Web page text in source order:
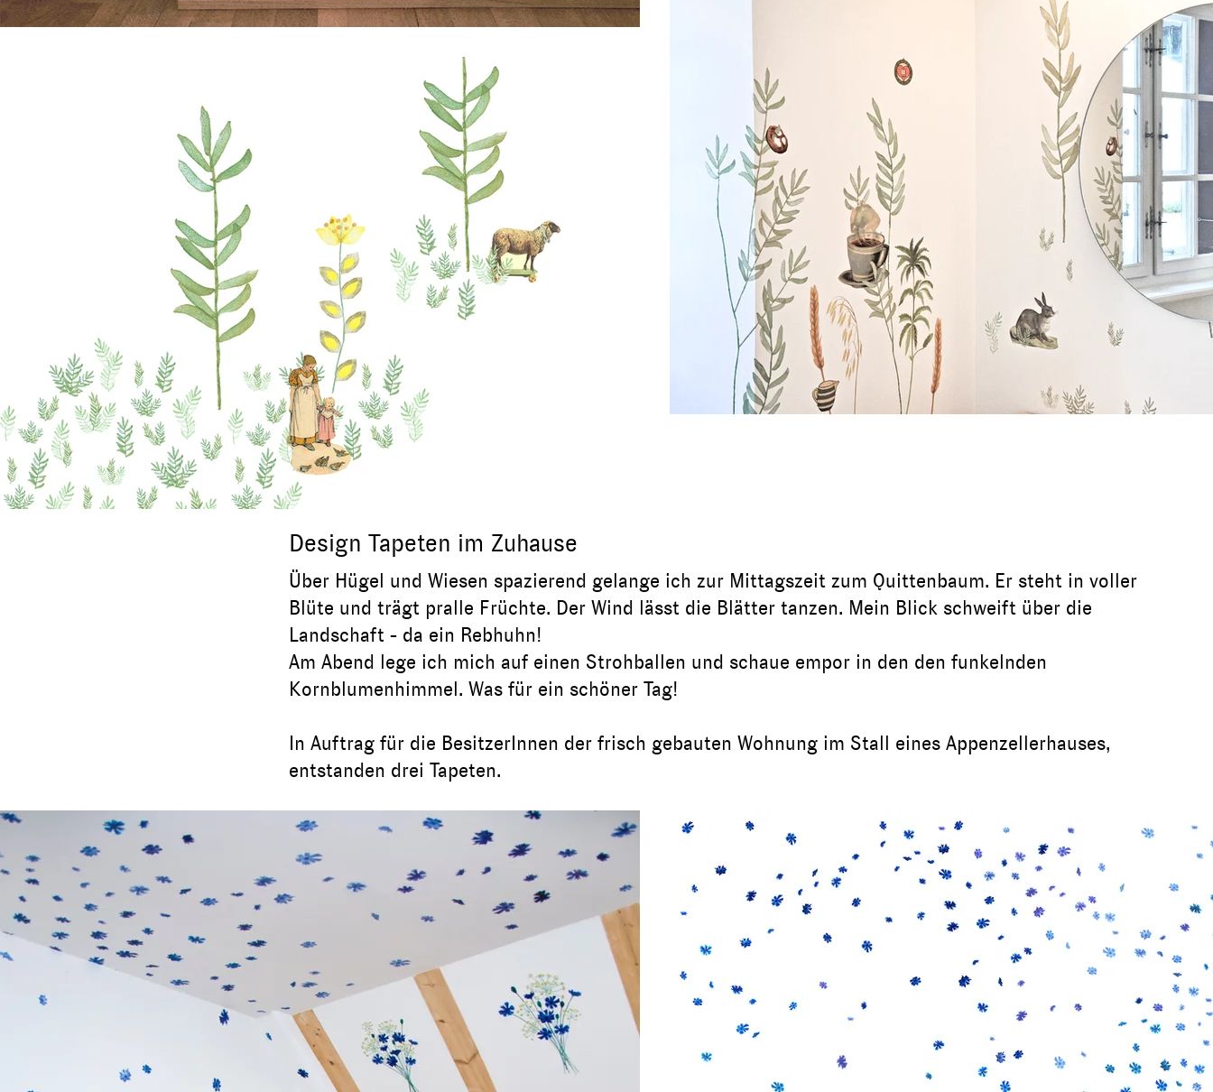
Design Tapeten im Zuhause
Über Hügel und Wiesen spazierend gelange ich zur Mittagszeit zum Quittenbaum. Er steht in voller
Blüte und trägt pralle Früchte. Der Wind lässt die Blätter tanzen. Mein Blick schweift über die
Landschaft - da ein Rebhuhn!
Am Abend lege ich mich auf einen Strohballen und schaue empor in den den funkelnden
Kornblumenhimmel. Was für ein schöner Tag!
In Auftrag für die BesitzerInnen der frisch gebauten Wohnung im Stall eines Appenzellerhauses,
entstanden drei Tapeten.